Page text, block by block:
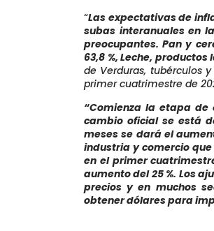
“Las expectativas de
subas interanuales en
preocupantes. Pan y
63,8 %, Leche,
de Verduras, tubérculos
primer cuatrimestre de
“Comienza la etapa
cambio oficial se está
meses se dará el
industria y comercio
en el primer
aumento del 25 %. Los
precios y en muchos
obtener dólares para